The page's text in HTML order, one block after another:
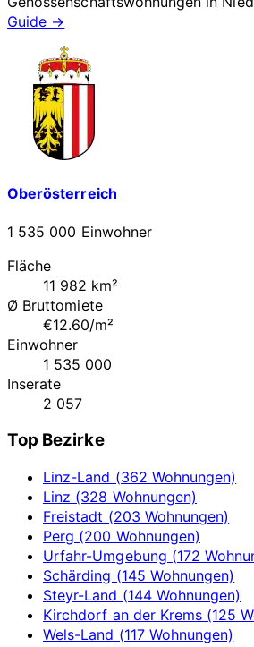
Guide →
Oberösterreich
1 535 000 Einwohner
Fläche
11 982 km²
Ø Bruttomiete
€12.60/m²
Einwohner
1 535 000
Inserate
2 057
Top Bezirke
Linz-Land (362 Wohnungen)
Linz (328 Wohnungen)
Freistadt (203 Wohnungen)
Perg (200 Wohnungen)
Urfahr-Umgebung (172
Schärding (145 Wohnungen)
Steyr-Land (144 Wohnungen)
Kirchdorf an der Krems (125
Wels-Land (117 Wohnungen)